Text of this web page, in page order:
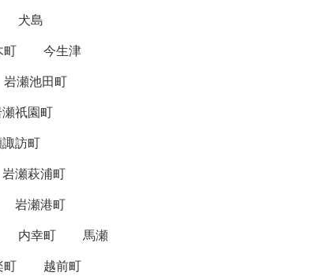
犬島
町
今生津
岩瀬池田町
祇園町
訪町
岩瀬萩浦町
岩瀬港町
内幸町
馬瀬
町
越前町